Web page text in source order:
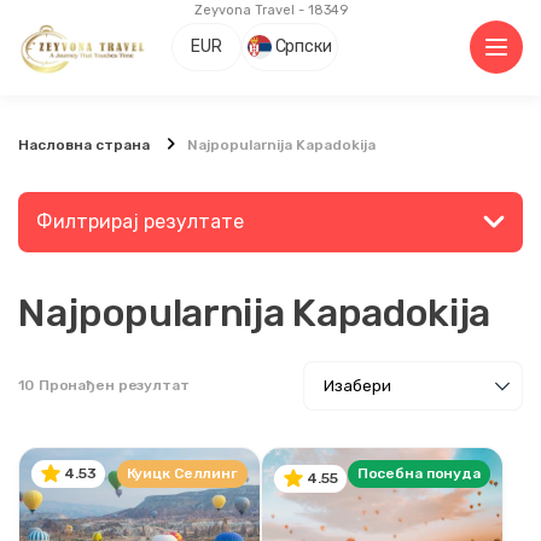
Zeyvona Travel - 18349
EUR Српски
Насловна страна Najpopularnija Kapadokija
Филтрирај резултате
Претражите место или активност
Истражите
Najpopularnija Kapadokija
10 Пронађен резултат
4.53 Куицк Селлинг 4.55 Посебна понуда